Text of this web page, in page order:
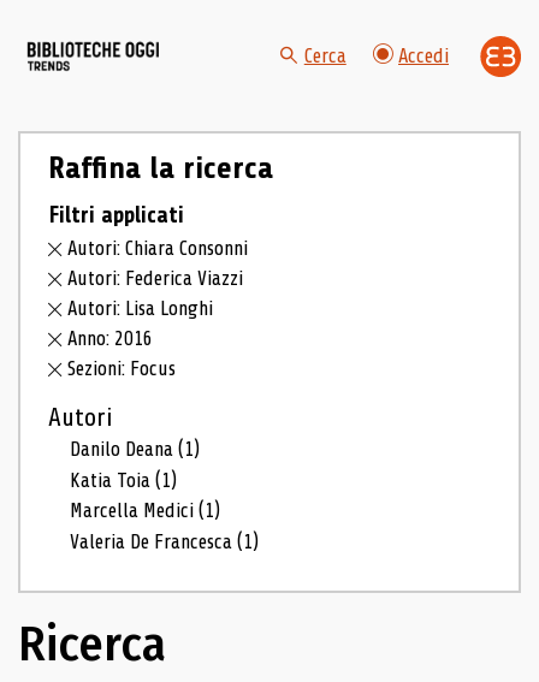
Cerca Accedi
Raffina la ricerca
Filtri applicati
Autori: Chiara Consonni
Autori: Federica Viazzi
Autori: Lisa Longhi
Anno: 2016
Sezioni: Focus
Autori
Danilo Deana(1)
Katia Toia(1)
Marcella Medici(1)
Valeria De Francesca(1)
Ricerca